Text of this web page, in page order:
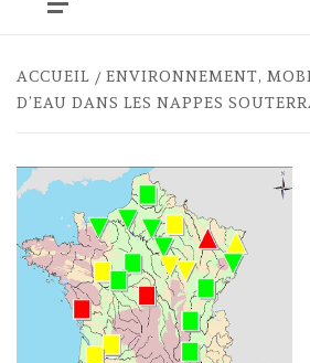
Menu
ACCUEIL ENVIRONNEMENT,
D’EAU DANS LES NAPPES